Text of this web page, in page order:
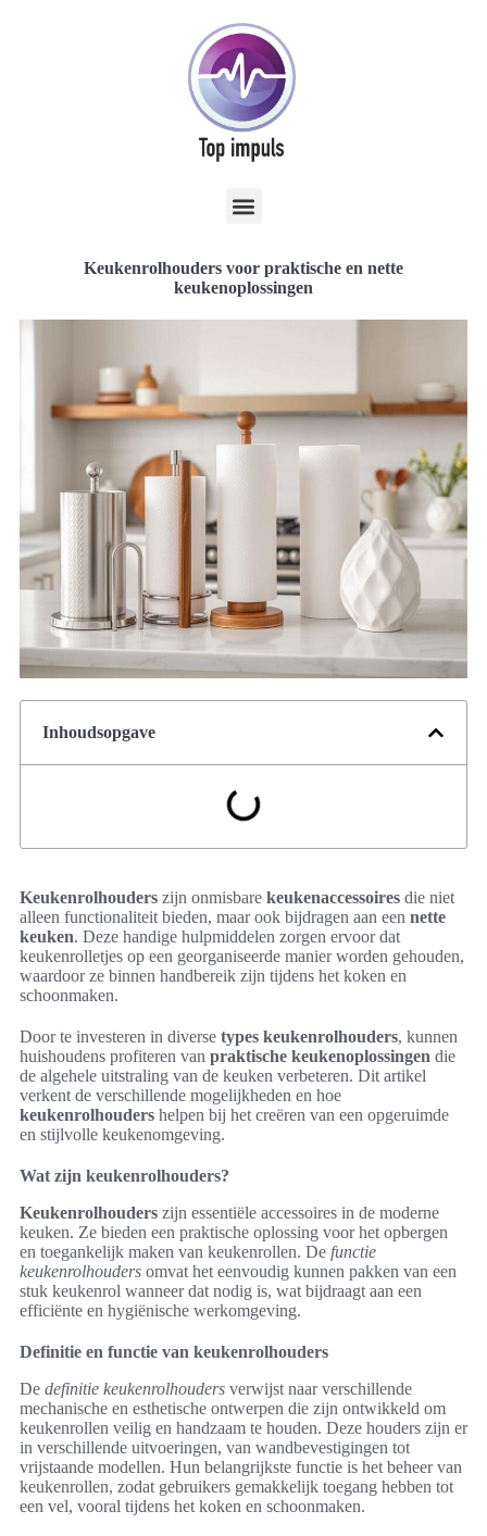
Keukenrolhouders voor praktische en nette
keukenoplossingen
Inhoudsopgave
Keukenrolhouders zijn onmisbare keukenaccessoires die niet
alleen functionaliteit bieden, maar ook bijdragen aan een nette
keuken. Deze handige hulpmiddelen zorgen ervoor dat
keukenrolletjes op een georganiseerde manier worden gehouden,
waardoor ze binnen handbereik zijn tijdens het koken en
schoonmaken.
Door te investeren in diverse types keukenrolhouders, kunnen
huishoudens profiteren van praktische keukenoplossingen die
de algehele uitstraling van de keuken verbeteren. Dit artikel
verkent de verschillende mogelijkheden en hoe
keukenrolhouders helpen bij het creëren van een opgeruimde
en stijlvolle keukenomgeving.
Wat zijn keukenrolhouders?
Keukenrolhouders zijn essentiële accessoires in de moderne
keuken. Ze bieden een praktische oplossing voor het opbergen
en toegankelijk maken van keukenrollen. De functie
keukenrolhouders omvat het eenvoudig kunnen pakken van een
stuk keukenrol wanneer dat nodig is, wat bijdraagt aan een
efficiënte en hygiënische werkomgeving.
Definitie en functie van keukenrolhouders
De definitie keukenrolhouders verwijst naar verschillende
mechanische en esthetische ontwerpen die zijn ontwikkeld om
keukenrollen veilig en handzaam te houden. Deze houders zijn er
in verschillende uitvoeringen, van wandbevestigingen tot
vrijstaande modellen. Hun belangrijkste functie is het beheer van
keukenrollen, zodat gebruikers gemakkelijk toegang hebben tot
een vel, vooral tijdens het koken en schoonmaken.